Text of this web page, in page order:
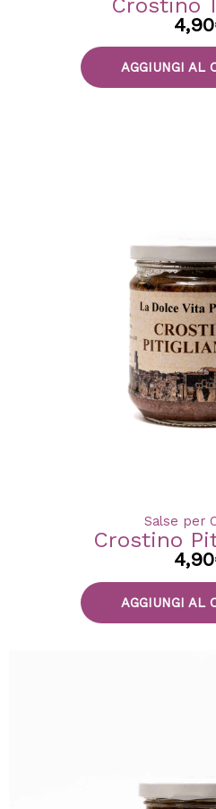
Crostino
4,90
AGGIUNGI AL
Salse per
Crostino
4,90
AGGIUNGI AL